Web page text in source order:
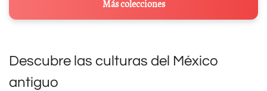
Más colecciones
Descubre las culturas del México
antiguo